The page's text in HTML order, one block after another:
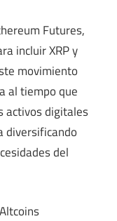
Futures,
incluir XRP y
movimiento
al tiempo que
activos digitales
diversificando
del